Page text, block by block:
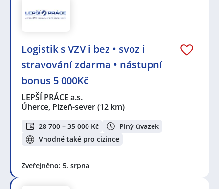
Logistik s VZV i bez • svoz i
stravování zdarma • nástupní
bonus 5 000Kč
LEPŠÍ PRÁCE a.s.
Úherce, Plzeň-sever(12 km)
28 700 – 35 000 Kč
Plný úvazek
Vhodné také pro cizince
Zveřejněno: 5. srpna